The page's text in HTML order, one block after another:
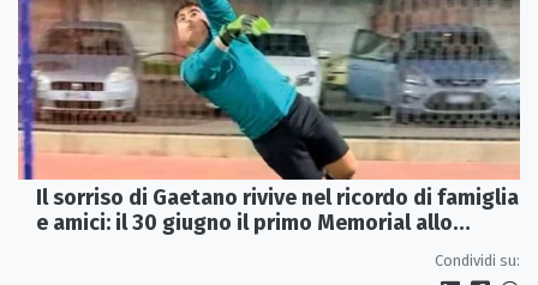
Il sorriso di Gaetano rivive nel ricordo di famiglia
e amici: il 30 giugno il primo Memorial allo
Condividi su: